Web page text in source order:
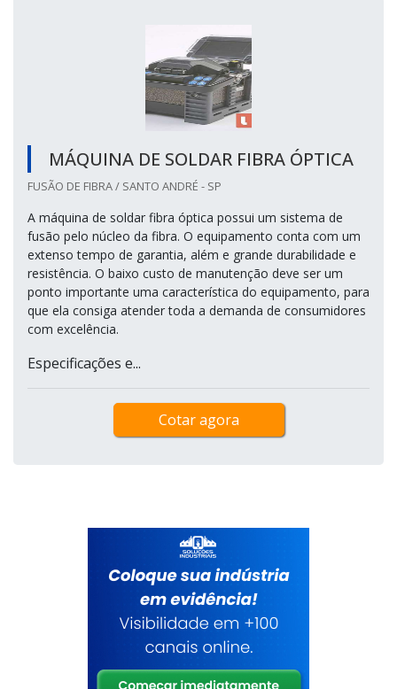
MÁQUINA DE SOLDAR FIBRA ÓPTICA
FUSÃO DE FIBRA / SANTO ANDRÉ - SP
A máquina de soldar fibra óptica possui um sistema de
fusão pelo núcleo da fibra. O equipamento conta com um
extenso tempo de garantia, além e grande durabilidade e
resistência. O baixo custo de manutenção deve ser um
ponto importante uma característica do equipamento, para
que ela consiga atender toda a demanda de consumidores
com excelência.
Especificações e...
Cotar agora